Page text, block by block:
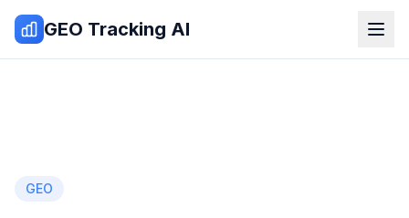
Zum Inhalt springen
GEO Tracking AI
GEO